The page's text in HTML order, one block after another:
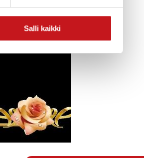
Salli kaikki